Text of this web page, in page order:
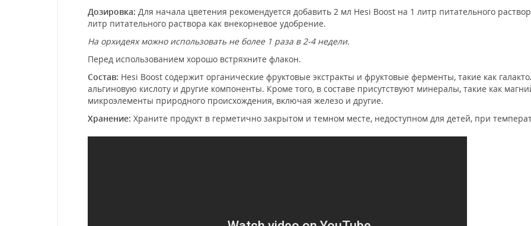
Дозировка: Для начала цветения рекомендуется добавить 2 мл Hesi Boost на 1 литр питательного
литр питательного раствора как внекорневое удобрение.
На орхидеях можно использовать не более 1 раза в 2-4 недели.
Перед использованием хорошо встряхните флакон.
Состав: Hesi Boost содержит органические фруктовые экстракты и фруктовые ферменты, такие как
альгиновую кислоту и другие компоненты. Кроме того, в составе присутствуют минералы, такие как
микроэлементы природного происхождения, включая железо и другие.
Хранение: Храните продукт в герметично закрытом и темном месте, недоступном для детей, при